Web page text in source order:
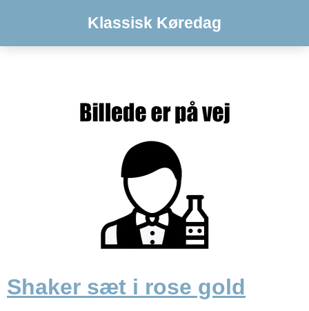
Klassisk Køredag
Shaker sæt i rose gold